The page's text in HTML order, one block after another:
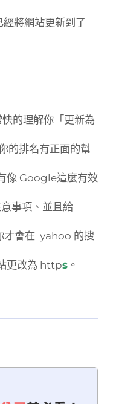
將網站更新到了
的理解你「更新為
的排名有正面的幫
像 Google這麼有效
事項、並且給
才會在 yahoo 的搜
更改為 https 。